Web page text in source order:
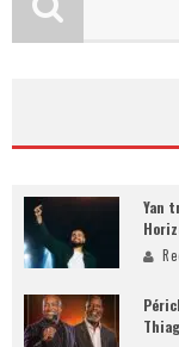
Yan